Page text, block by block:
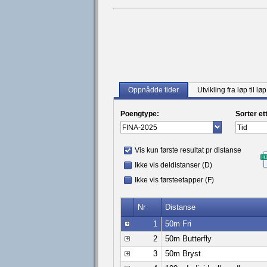
Oppnådde tider Utvikling fra løp til løp
Poengtype: Sorter
Vis kun første resultat pr distanse
Ikke vis deldistanser (D)
Ikke vis førsteetapper (F)
Nr
Distanse
1
50m Fri
2
50m Butterfly
3
50m Bryst